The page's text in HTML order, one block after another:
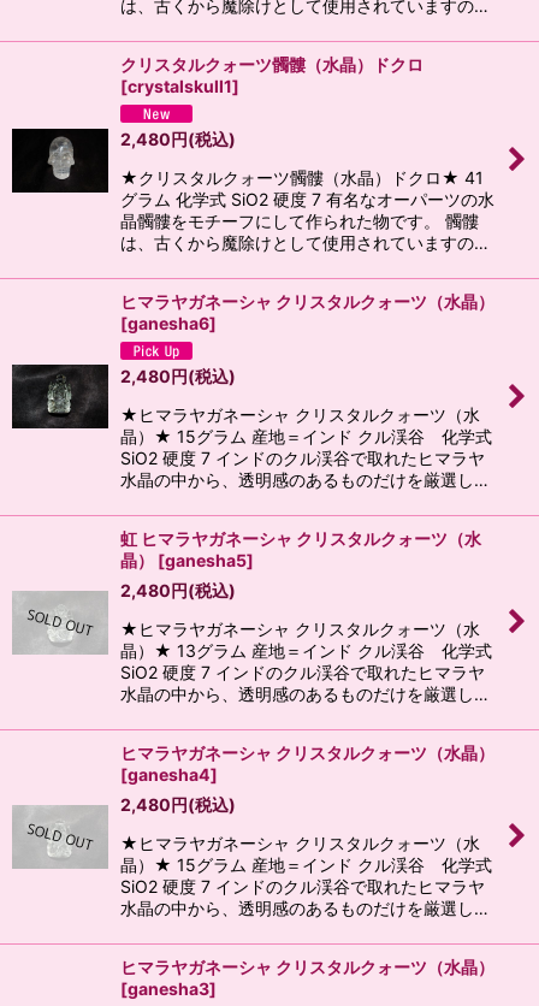
は、古くから魔除けとして使用されていますの…
クリスタルクォーツ髑髏（水晶）ドクロ
[crystalskull1]
2,480円(税込)
★クリスタルクォーツ髑髏（水晶）ドクロ★ 41
グラム 化学式 SiO2 硬度 7 有名なオーパーツの水
晶髑髏をモチーフにして作られた物です。 髑髏
は、古くから魔除けとして使用されていますの…
ヒマラヤガネーシャ クリスタルクォーツ（水晶）
[ganesha6]
2,480円(税込)
★ヒマラヤガネーシャ クリスタルクォーツ（水
晶）★ 15グラム 産地＝インド クル渓谷 化学式
SiO2 硬度 7 インドのクル渓谷で取れたヒマラヤ
水晶の中から、透明感のあるものだけを厳選し…
虹 ヒマラヤガネーシャ クリスタルクォーツ（水
晶）
[ganesha5]
2,480円(税込)
★ヒマラヤガネーシャ クリスタルクォーツ（水
晶）★ 13グラム 産地＝インド クル渓谷 化学式
SiO2 硬度 7 インドのクル渓谷で取れたヒマラヤ
水晶の中から、透明感のあるものだけを厳選し…
ヒマラヤガネーシャ クリスタルクォーツ（水晶）
[ganesha4]
2,480円(税込)
★ヒマラヤガネーシャ クリスタルクォーツ（水
晶）★ 15グラム 産地＝インド クル渓谷 化学式
SiO2 硬度 7 インドのクル渓谷で取れたヒマラヤ
水晶の中から、透明感のあるものだけを厳選し…
ヒマラヤガネーシャ クリスタルクォーツ（水晶）
[ganesha3]